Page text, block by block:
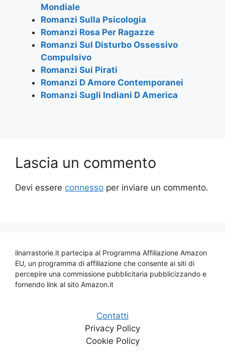
Mondiale
Romanzi Sulla Psicologia
Romanzi Rosa Per Ragazze
Romanzi Sul Disturbo Ossessivo
Compulsivo
Romanzi Sui Pirati
Romanzi D Amore Contemporanei
Romanzi Sugli Indiani D America
Lascia un commento
Devi essere connesso per inviare un commento.
ilnarrastorie.it partecipa al Programma Affiliazione Amazon
EU, un programma di affiliazione che consente ai siti di
percepire una commissione pubblicitaria pubblicizzando e
fornendo link al sito Amazon.it
Contatti
Privacy Policy
Cookie Policy